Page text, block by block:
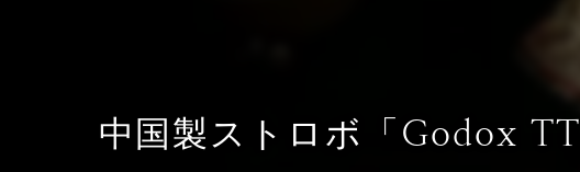
中国製ストロボ「Godox